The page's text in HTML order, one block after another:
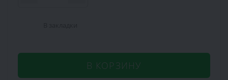
В КОРЗИНУ